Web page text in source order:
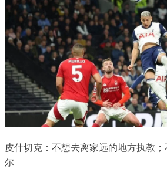
皮什切克：不想去离家远的地方执教
尔